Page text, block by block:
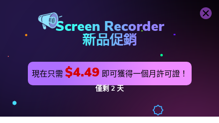
Screen Recorder
新品促銷
現在只需 $4.49 即可獲得一個月許可證！
僅剩2 天